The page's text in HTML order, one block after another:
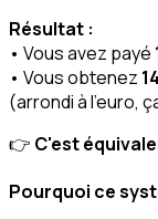
Résultat :
• Vous avez payé
• Vous obtenez
(arrondi à l'euro,
👉 C'est
Pourquoi ce